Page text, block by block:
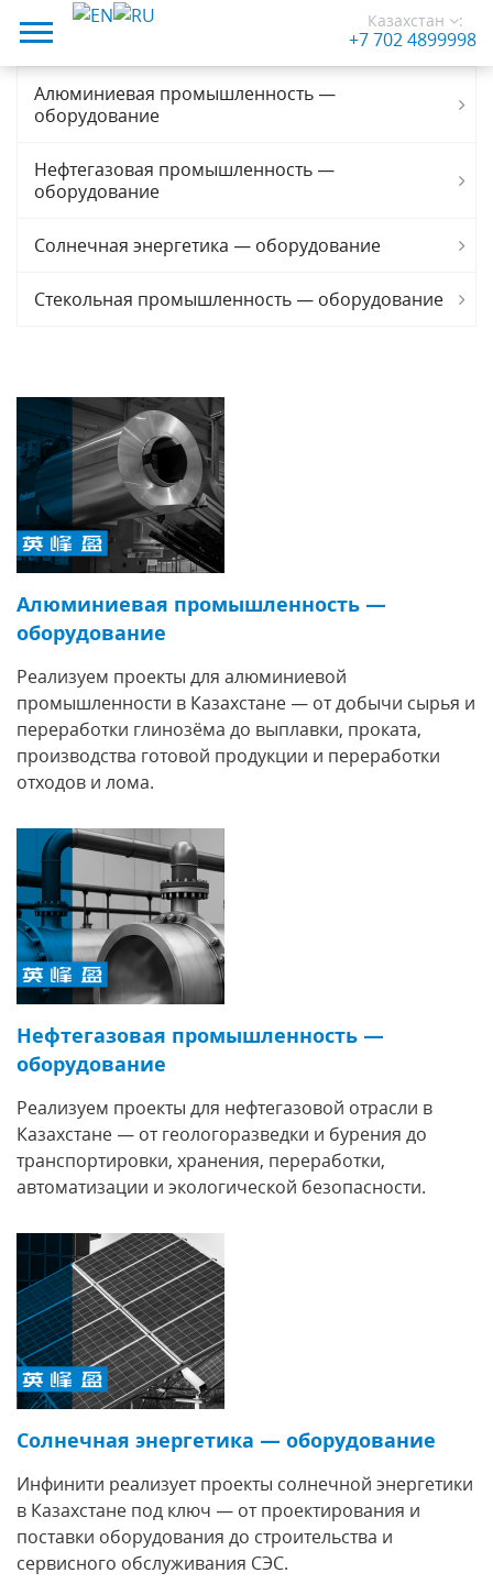
Казахстан
+7 702 4899998
:
Алюминиевая промышленность —
оборудование
Нефтегазовая промышленность —
оборудование
Солнечная энергетика — оборудование
Стекольная промышленность — оборудование
Алюминиевая промышленность —
оборудование
Реализуем проекты для алюминиевой
промышленности в Казахстане — от добычи сырья и
переработки глинозёма до выплавки, проката,
производства готовой продукции и переработки
отходов и лома.
Нефтегазовая промышленность —
оборудование
Реализуем проекты для нефтегазовой отрасли в
Казахстане — от геологоразведки и бурения до
транспортировки, хранения, переработки,
автоматизации и экологической безопасности.
Солнечная энергетика — оборудование
Инфинити реализует проекты солнечной энергетики
в Казахстане под ключ — от проектирования и
поставки оборудования до строительства и
сервисного обслуживания СЭС.